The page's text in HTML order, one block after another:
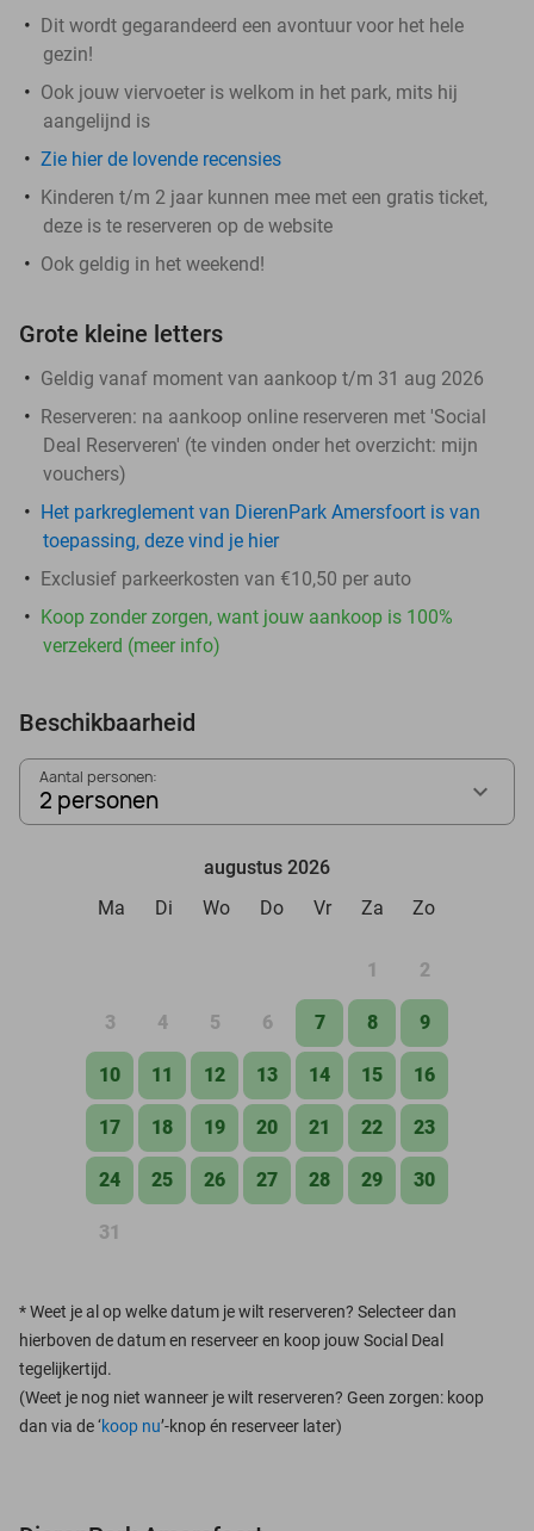
Dit wordt gegarandeerd een avontuur voor het hele
gezin!
Ook jouw viervoeter is welkom in het park, mits hij
aangelijnd is
Zie hier de lovende recensies
Kinderen t/m 2 jaar kunnen mee met een gratis ticket,
deze is te reserveren op de website
Ook geldig in het weekend!
Grote kleine letters
Geldig vanaf moment van aankoop t/m 31 aug 2026
Reserveren: na aankoop online reserveren met 'Social
Deal Reserveren' (te vinden onder het overzicht: mijn
vouchers)
Het parkreglement van DierenPark Amersfoort is van
toepassing, deze vind je hier
Exclusief parkeerkosten van €10,50 per auto
Koop zonder zorgen, want jouw aankoop is 100%
verzekerd (meer info)
Beschikbaarheid
Aantal personen:
2 personen
augustus 2026
Ma
Di Wo Do Vr Za Zo
1 2
3 4 5 6 7 8 9
10 11 12 13 14 15 16
17 18 19 20 21 22 23
24 25 26 27 28 29 30
31
*Weet je al op welke datum je wilt reserveren? Selecteer dan
hierboven de datum en reserveer en koop jouw Social Deal
tegelijkertijd.
(Weet je nog niet wanneer je wilt reserveren? Geen zorgen: koop
dan via de ‘koop nu’-knop én reserveer later)